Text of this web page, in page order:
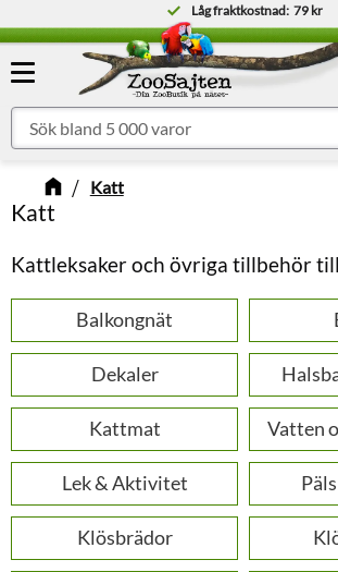
Meny
Låg fraktkostnad: 79 kr
Katt
Katt
Kattleksaker och övriga tillbehör
Balkongnät
Dekaler
Kattmat Vatten
Lek & Aktivitet
Klösbrädor